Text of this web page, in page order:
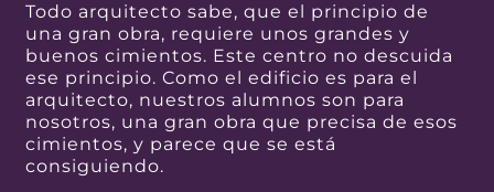
Todo arquitecto sabe, que el principio de
una gran obra, requiere unos grandes y
buenos cimientos. Este centro no descuida
ese principio. Como el edificio es para el
arquitecto, nuestros alumnos son para
nosotros, una gran obra que precisa de esos
cimientos, y parece que se está
consiguiendo.